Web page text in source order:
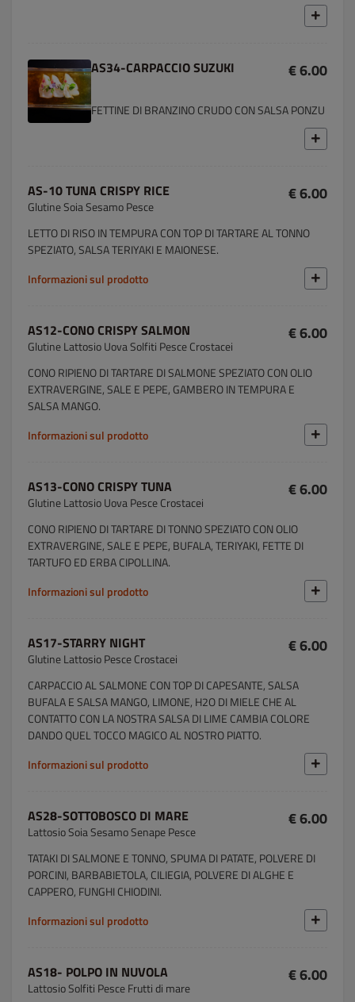
AS34-CARPACCIO SUZUKI € 6.00
FETTINE DI BRANZINO CRUDO CON SALSA PONZU
AS-10 TUNA CRISPY RICE
Glutine Soia Sesamo Pesce
€ 6.00
LETTO DI RISO IN TEMPURA CON TOP DI TARTARE AL TONNO
SPEZIATO, SALSA TERIYAKI E MAIONESE.
Informazioni sul prodotto
AS12-CONO CRISPY SALMON
Glutine Lattosio Uova Solfiti Pesce Crostacei
€ 6.00
CONO RIPIENO DI TARTARE DI SALMONE SPEZIATO CON OLIO
EXTRAVERGINE, SALE E PEPE, GAMBERO IN TEMPURA E
SALSA MANGO.
Informazioni sul prodotto
AS13-CONO CRISPY TUNA
Glutine Lattosio Uova Pesce Crostacei
€ 6.00
CONO RIPIENO DI TARTARE DI TONNO SPEZIATO CON OLIO
EXTRAVERGINE, SALE E PEPE, BUFALA, TERIYAKI, FETTE DI
TARTUFO ED ERBA CIPOLLINA.
Informazioni sul prodotto
AS17-STARRY NIGHT
Glutine Lattosio Pesce Crostacei
€ 6.00
CARPACCIO AL SALMONE CON TOP DI CAPESANTE, SALSA
BUFALA E SALSA MANGO, LIMONE, H2O DI MIELE CHE AL
CONTATTO CON LA NOSTRA SALSA DI LIME CAMBIA COLORE
DANDO QUEL TOCCO MAGICO AL NOSTRO PIATTO.
Informazioni sul prodotto
AS28-SOTTOBOSCO DI MARE
Lattosio Soia Sesamo Senape Pesce
€ 6.00
TATAKI DI SALMONE E TONNO, SPUMA DI PATATE, POLVERE DI
PORCINI, BARBABIETOLA, CILIEGIA, POLVERE DI ALGHE E
CAPPERO, FUNGHI CHIODINI.
Informazioni sul prodotto
AS18- POLPO IN NUVOLA
Lattosio Solfiti Pesce Frutti di mare
€ 6.00